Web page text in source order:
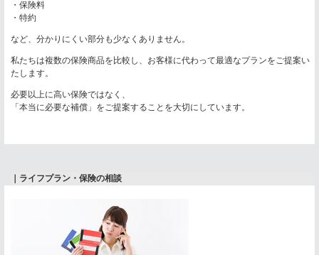
・保険料
・特約
など、分かりにくい部分も少なくありません。
私たちは複数の保険商品を比較し、お客様に代わって最適なプランをご提案い
たします。
必要以上に高い保険ではなく、
「本当に必要な補償」をご提案することを大切にしています。
｜ライフプラン・保険の相談